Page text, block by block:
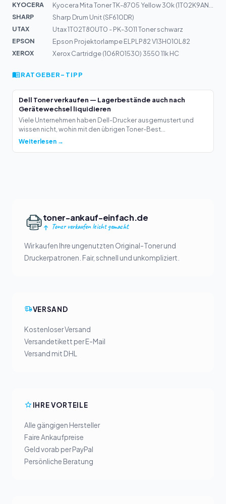
KYOCERA
SHARP
Sharp Drum Unit (SF610DR)
UTAX
Utax 1T02T80UT0 - PK-3011 Toner schwarz
EPSON
Epson Projektorlampe ELPLP82 V13H010L82
XEROX
Xerox Cartridge (106R01530) 3550 11k HC
RATGEBER-TIPP
Dell Toner verkaufen — Lagerbestände auch nach
Gerätewechsel liquidieren
Viele Unternehmen haben Dell-Drucker ausgemustert und
wissen nicht, wohin mit den übrigen Toner-Best...
Weiterlesen →
toner-ankauf-einfach.de
Toner verkaufen leicht gemacht
Wir kaufen Ihre ungenutzten Original-Toner und
Druckerpatronen. Fair, schnell und unkompliziert.
VERSAND
Kostenloser Versand
Versandetikett per E-Mail
Versand mit DHL
IHRE VORTEILE
Alle gängigen Hersteller
Faire Ankaufpreise
Geld vorab per PayPal
Persönliche Beratung